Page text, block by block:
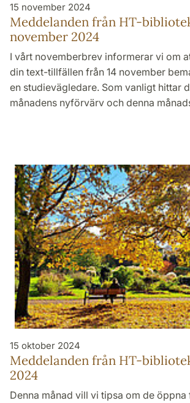
15 november 2024
Meddelanden från HT-
november 2024
I vårt novemberbrev informerar vi om
din text-tillfällen från 14 november
en studievägledare. Som vanligt hittar
månadens nyförvärv och denna
15 oktober 2024
Meddelanden från HT-
2024
Denna månad vill vi tipsa om de